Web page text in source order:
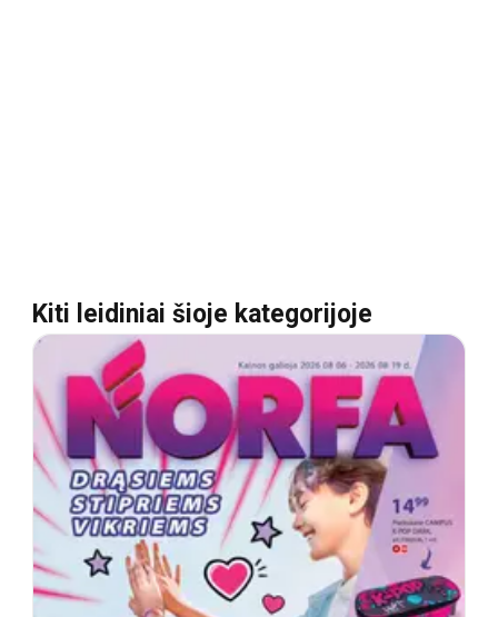
Kiti leidiniai šioje kategorijoje